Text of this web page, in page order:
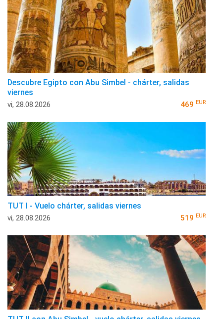
Descubre Egipto con Abu Simbel - chárter, salidas
viernes
vi, 28.08.2026 469 EUR
TUT I - Vuelo chárter, salidas viernes
vi, 28.08.2026 519 EUR